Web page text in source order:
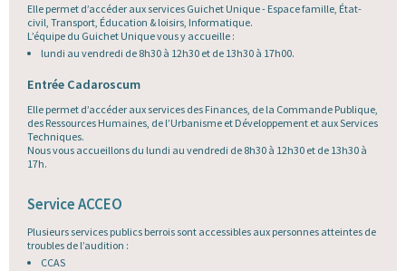
Elle permet d’accéder aux services Guichet Unique - Espace famille, État-
civil, Transport, Éducation & loisirs, Informatique.
L’équipe du Guichet Unique vous y accueille :
lundi au vendredi de 8h30 à 12h30 et de 13h30 à 17h00.
Entrée Cadaroscum
Elle permet d’accéder aux services des Finances, de la Commande Publique,
des Ressources Humaines, de l’Urbanisme et Développement et aux Services
Techniques.
Nous vous accueillons du lundi au vendredi de 8h30 à 12h30 et de 13h30 à
17h.
Service ACCEO
Plusieurs services publics berrois sont accessibles aux personnes atteintes de
troubles de l’audition :
CCAS